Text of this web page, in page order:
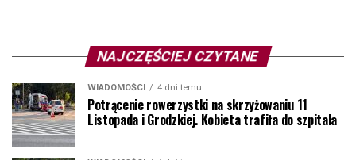
NAJCZĘŚCIEJ CZYTANE
WIADOMOŚCI 4 dni temu
Potrącenie rowerzystki na skrzyżowaniu 11
Listopada i Grodzkiej. Kobieta trafiła do szpitala